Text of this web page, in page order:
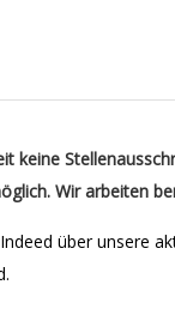
keine
Wir arbeiten
über unsere